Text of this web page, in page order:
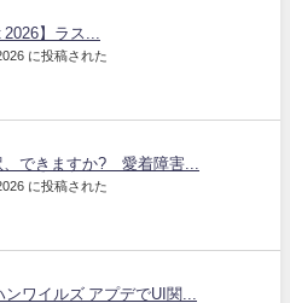
】ラス...
に投稿された
、できますか? 愛着障害...
に投稿された
ンワイルズ アプデでUI関...